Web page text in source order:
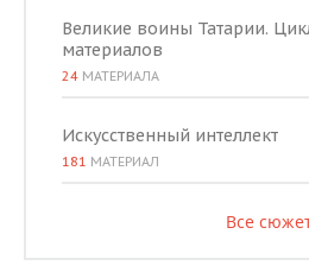
Великие воины Татарии.
материалов
24 МАТЕРИАЛА
Искусственный интеллект
181 МАТЕРИАЛ
Все